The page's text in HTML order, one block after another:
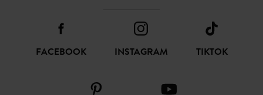
SUBSKRYBUJ